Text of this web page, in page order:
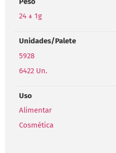
24 ± 1g
Unidades/Palete
5928
6422 Un.
Uso
Alimentar
Cosmética